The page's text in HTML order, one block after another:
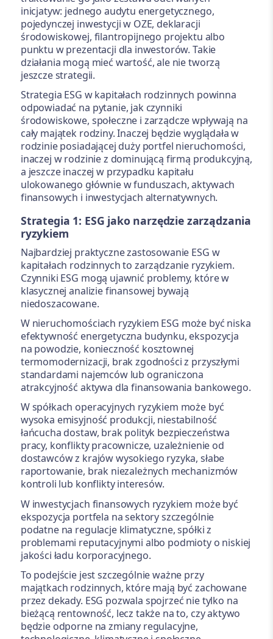
inicjatyw: jednego audytu energetycznego,
pojedynczej inwestycji w OZE, deklaracji
środowiskowej, filantropijnego projektu albo
punktu w prezentacji dla inwestorów. Takie
działania mogą mieć wartość, ale nie tworzą
jeszcze strategii.
Strategia ESG w kapitałach rodzinnych powinna
odpowiadać na pytanie, jak czynniki
środowiskowe, społeczne i zarządcze wpływają na
cały majątek rodziny. Inaczej będzie wyglądała w
rodzinie posiadającej duży portfel nieruchomości,
inaczej w rodzinie z dominującą firmą produkcyjną,
a jeszcze inaczej w przypadku kapitału
ulokowanego głównie w funduszach, aktywach
finansowych i inwestycjach alternatywnych.
Strategia 1: ESG jako narzędzie zarządzania
ryzykiem
Najbardziej praktyczne zastosowanie ESG w
kapitałach rodzinnych to zarządzanie ryzykiem.
Czynniki ESG mogą ujawnić problemy, które w
klasycznej analizie finansowej bywają
niedoszacowane.
W nieruchomościach ryzykiem ESG może być niska
efektywność energetyczna budynku, ekspozycja
na powodzie, konieczność kosztownej
termomodernizacji, brak zgodności z przyszłymi
standardami najemców lub ograniczona
atrakcyjność aktywa dla finansowania bankowego.
W spółkach operacyjnych ryzykiem może być
wysoka emisyjność produkcji, niestabilność
łańcucha dostaw, brak polityk bezpieczeństwa
pracy, konflikty pracownicze, uzależnienie od
dostawców z krajów wysokiego ryzyka, słabe
raportowanie, brak niezależnych mechanizmów
kontroli lub konflikty interesów.
W inwestycjach finansowych ryzykiem może być
ekspozycja portfela na sektory szczególnie
podatne na regulacje klimatyczne, spółki z
problemami reputacyjnymi albo podmioty o niskiej
jakości ładu korporacyjnego.
To podejście jest szczególnie ważne przy
majątkach rodzinnych, które mają być zachowane
przez dekady. ESG pozwala spojrzeć nie tylko na
bieżącą rentowność, lecz także na to, czy aktywo
będzie odporne na zmiany regulacyjne,